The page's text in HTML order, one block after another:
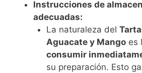
Instrucciones de
adecuadas:
La naturaleza del
Aguacate y Mangoes
consumir
su preparación. Esto